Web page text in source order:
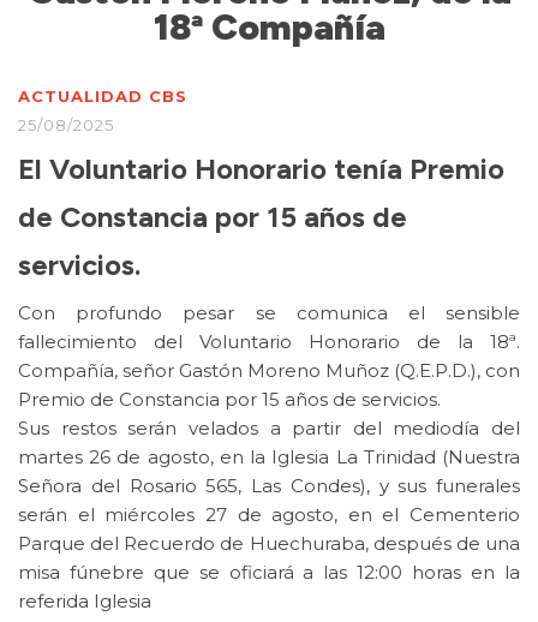
18ª Compañía
ACTUALIDAD CBS
25/08/2025
El Voluntario Honorario tenía Premio
de Constancia por 15 años de
servicios.
Con profundo pesar se comunica el sensible
fallecimiento del Voluntario Honorario de la 18ª.
Compañía, señor Gastón Moreno Muñoz (Q.E.P.D.), con
Premio de Constancia por 15 años de servicios.
Sus restos serán velados a partir del mediodía del
martes 26 de agosto, en la Iglesia La Trinidad (Nuestra
Señora del Rosario 565, Las Condes), y sus funerales
serán el miércoles 27 de agosto, en el Cementerio
Parque del Recuerdo de Huechuraba, después de una
misa fúnebre que se oficiará a las 12:00 horas en la
referida Iglesia